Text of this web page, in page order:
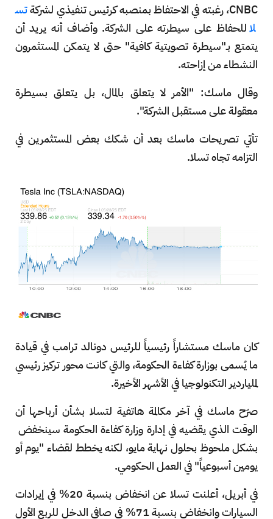
CNBC، رغبته في الاحتفاظ بمنصبه كرئيس تنفيذي لشركة
تس
لاللحفاظ على سيطرته على الشركة. وأضاف أنه يريد أن
يتمتع بـ"سيطرة تصويتية كافية" حتى لا يتمكن المستثمرون
النشطاء من إزاحته.
وقال ماسك: "الأمر لا يتعلق بالمال، بل يتعلق بسيطرة
معقولة على مستقبل الشركة".
تأتي تصريحات ماسك بعد أن شكك بعض المستثمرين في
التزامه تجاه تسلا.
كان ماسك مستشاراً رئيسياً للرئيس دونالد ترامب في قيادة
ما يُسمى بوزارة كفاءة الحكومة، والتي كانت محور تركيز رئيسي
لملياردير التكنولوجيا في الأشهر الأخيرة.
صرّح ماسك في آخر مكالمة هاتفية لتسلا بشأن أرباحها أن
الوقت الذي يقضيه في إدارة وزارة كفاءة الحكومة سينخفض ​​
بشكل ملحوظ بحلول نهاية مايو، لكنه يخطط لقضاء "يوم أو
يومين أسبوعياً" في العمل الحكومي.
في أبريل، أعلنت تسلا عن انخفاض بنسبة 20% في إيرادات
السيارات وانخفاض بنسبة 71% في صافي الدخل للربع الأول